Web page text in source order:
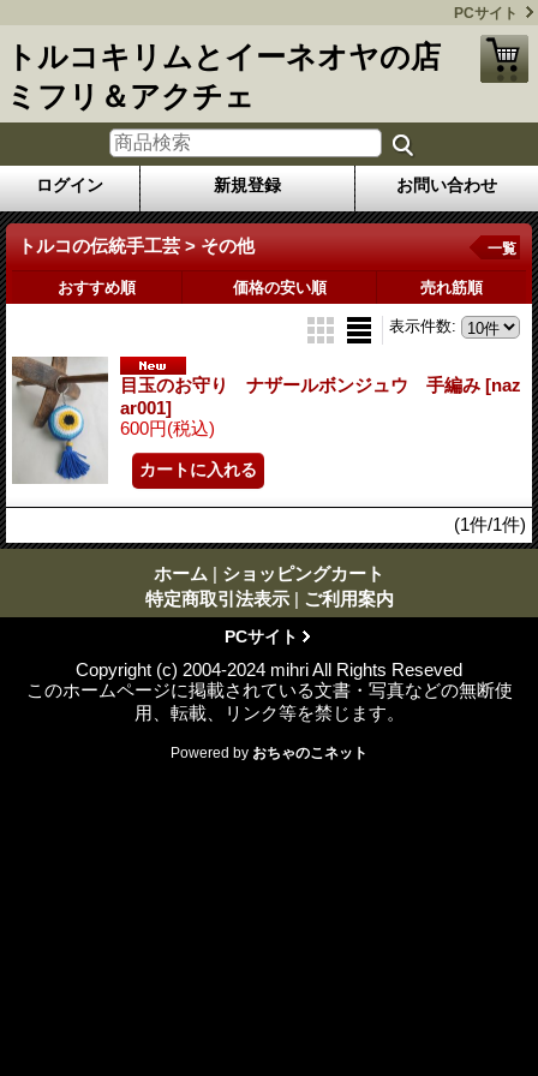
PCサイト
トルコキリムとイーネオヤの店
ミフリ＆アクチェ
ログイン 新規登録 お問い合わせ
トルコの伝統手工芸 > その他 一覧
おすすめ順 価格の安い順 売れ筋順
表示件数:
目玉のお守り ナザールボンジュウ 手編み [naz
ar001]
600円(税込)
(1件/1件)
ホーム | ショッピングカート
特定商取引法表示 | ご利用案内
PCサイト
Copyright (c) 2004-2024 mihri All Rights Reseved
このホームページに掲載されている文書・写真などの無断使
用、転載、リンク等を禁じます。
Powered by おちゃのこネット